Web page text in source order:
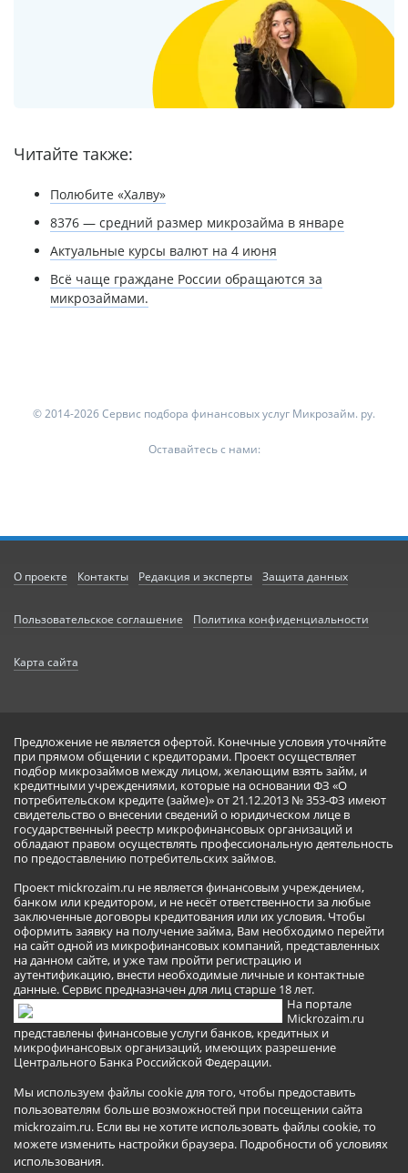
Читайте также:
Полюбите «Халву»
8376 — средний размер микрозайма в январе
Актуальные курсы валют на 4 июня
Всё чаще граждане России обращаются за
микрозаймами.
© 2014-2026 Сервис подбора финансовых услуг Микрозайм. ру.
Оставайтесь с нами:
О проекте Контакты Редакция и эксперты Защита данных
Пользовательское соглашение Политика конфиденциальности
Карта сайта
Предложение не является офертой. Конечные условия уточняйте
при прямом общении с кредиторами. Проект осуществляет
подбор микрозаймов между лицом, желающим взять займ, и
кредитными учреждениями, которые на основании ФЗ «О
потребительском кредите (займе)» от 21.12.2013 № 353-ФЗ имеют
свидетельство о внесении сведений о юридическом лице в
государственный реестр микрофинансовых организаций и
обладают правом осуществлять профессиональную деятельность
по предоставлению потребительских займов.
Проект mickrozaim.ru не является финансовым учреждением,
банком или кредитором, и не несёт ответственности за любые
заключенные договоры кредитования или их условия. Чтобы
оформить заявку на получение займа, Вам необходимо перейти
на сайт одной из микрофинансовых компаний, представленных
на данном сайте, и уже там пройти регистрацию и
аутентификацию, внести необходимые личные и контактные
данные. Сервис предназначен для лиц старше 18 лет.
На портале
Mickrozaim.ru
представлены финансовые услуги банков, кредитных и
микрофинансовых организаций, имеющих разрешение
Центрального Банка Российской Федерации.
Мы используем файлы cookie для того, чтобы предоставить
пользователям больше возможностей при посещении сайта
mickrozaim.ru. Если вы не хотите использовать файлы cookie, то
можете изменить настройки браузера. Подробности об условиях
использования.